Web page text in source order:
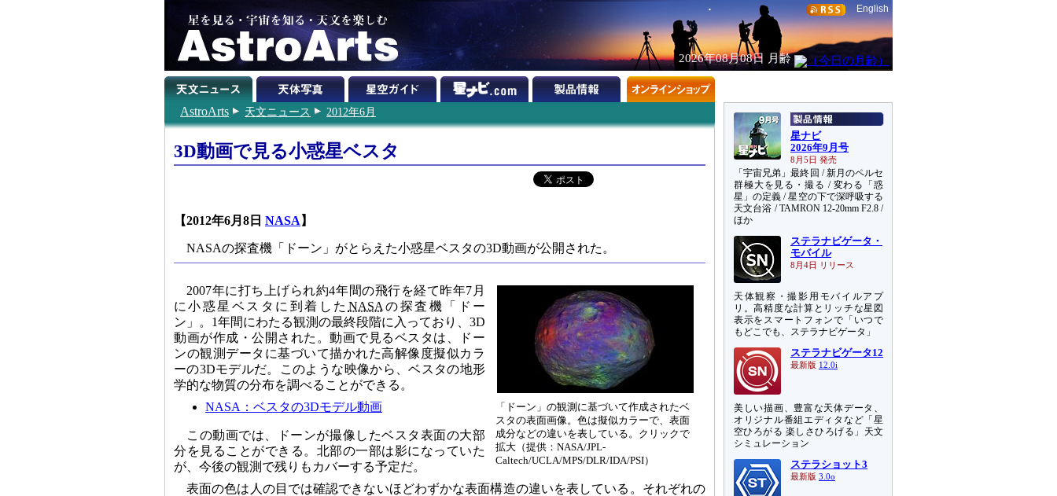
English
2026年08月08日 月齢
AstroArts 天文ニュース 2012年6月
3D動画で見る小惑星ベスタ
【2012年6月8日 NASA 】
NASAの探査機「ドーン」がとらえた小惑星ベスタの3D動画が公開された。
「ドーン」の観測に基づいて作成されたベ
スタの表面画像。色は擬似カラーで、表面
成分などの違いを表している。クリックで
拡大（提供：NASA/JPL-
Caltech/UCLA/MPS/DLR/IDA/PSI）
2007年に打ち上げられ約4年間の飛行を経て昨年7月
に小惑星ベスタに到着した NASA の探査機「ドー
ン」。1年間にわたる観測の最終段階に入っており、3D
動画が作成・公開された。動画で見るベスタは、ドー
ンの観測データに基づいて描かれた高解像度擬似カラ
ーの3Dモデルだ。このような映像から、ベスタの地形
学的な物質の分布を調べることができる。
NASA：ベスタの3Dモデル動画
この動画では、ドーンが撮像したベスタ表面の大部
分を見ることができる。北部の一部は影になっていた
が、今後の観測で残りもカバーする予定だ。
表面の色は人の目では確認できないほどわずかな表面構造の違いを表している。それぞれの
星ナビ
2026年9月号
8月5日 発売
「宇宙兄弟」最終回 / 新月のペルセ
群極大を見る・撮る / 変わる「惑
星」の定義 / 星空の下で深呼吸する
天文台浴 / TAMRON 12-20mm F2.8 /
ほか
ステラナビゲータ・
モバイル
8月4日 リリース
天体観察・撮影用モバイルアプ
リ。高精度な計算とリッチな星図
表示をスマートフォンで「いつで
もどこでも、ステラナビゲータ」
ステラナビゲータ12
最新版 12.0i
美しい描画、豊富な天体データ、
オリジナル番組エディタなど「星
空ひろがる 楽しさひろげる」天文
シミュレーション
ステラショット3
最新版 3.0o